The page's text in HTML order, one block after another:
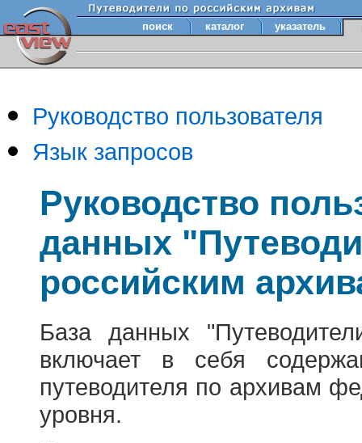
поиск каталог указатель
Руководство пользователя
Язык запросов
Руководство
данных
российским
База данных
включает в себя
путеводителя по архивам
уровня.